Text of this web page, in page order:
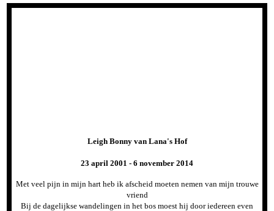
Leigh Bonny van Lana's Hof
23 april 2001 - 6 november 2014
Met veel pijn in mijn hart heb ik afscheid moeten nemen van mijn trouwe
vriend
Bij de dagelijkse wandelingen in het bos moest hij door iedereen even